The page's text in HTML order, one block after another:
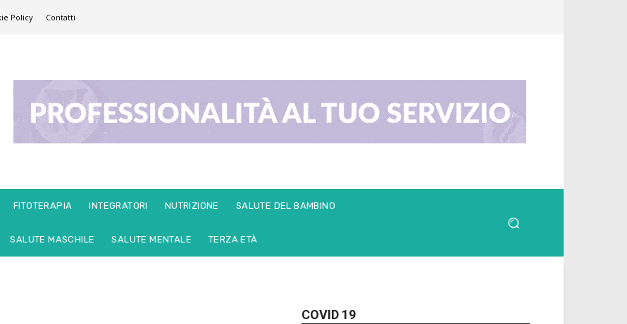
Policy Contatti
FITOTERAPIA INTEGRATORI NUTRIZIONE SALUTE DEL BAMBINO
SALUTE MASCHILE SALUTE MENTALE TERZA ETÀ
COVID 19